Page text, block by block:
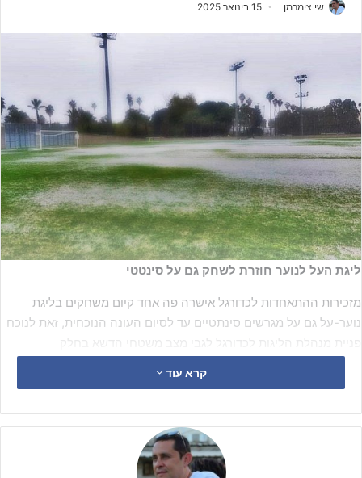
שי צימרמן 15 בינואר 2025
ליגת העל לנוער חוזרת לשחק גם על סינטטי
מזכירות ההתאחדות לכדורגל אישרה פה אחד קיום משחקים בליגת
נוער-על גם על מגרשים סינתטיים עד לסיום העונה הנוכחית, זאת לנוכח
מהאצטדיונים בשל ריבוי משחקים.
קרא עוד